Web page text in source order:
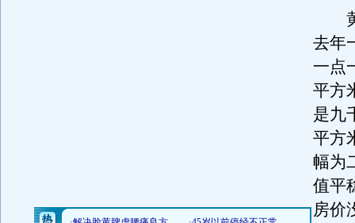
黄
去年
一点
平方
是九
平方
幅为
值平
房价